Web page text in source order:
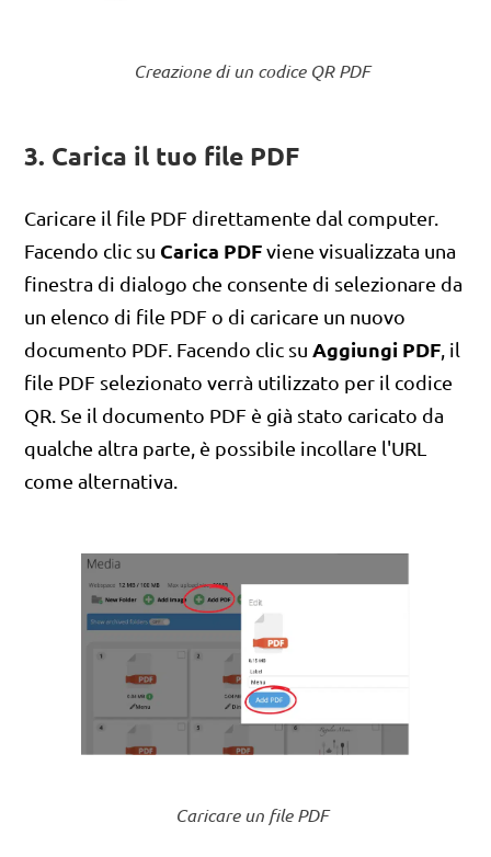
Creazione di un codice QR PDF
3. Carica il tuo file PDF
Caricare il file PDF direttamente dal computer.
Facendo clic su Carica PDFviene visualizzata una
finestra di dialogo che consente di selezionare da
un elenco di file PDF o di caricare un nuovo
documento PDF. Facendo clic su Aggiungi PDF , il
file PDF selezionato verrà utilizzato per il codice
QR. Se il documento PDF è già stato caricato da
qualche altra parte, è possibile incollare l'URL
come alternativa.
Caricare un file PDF